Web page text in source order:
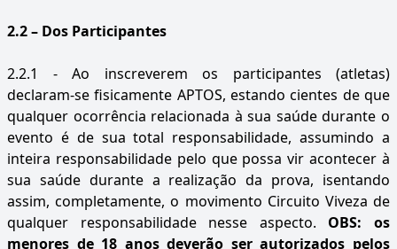
2.2 – Dos Participantes
2.2.1 - Ao inscreverem os participantes (atletas)
declaram-se fisicamente APTOS, estando cientes de que
qualquer ocorrência relacionada à sua saúde durante o
evento é de sua total responsabilidade, assumindo a
inteira responsabilidade pelo que possa vir acontecer à
sua saúde durante a realização da prova, isentando
assim, completamente, o movimento Circuito Viveza de
qualquer responsabilidade nesse aspecto. OBS: os
menores de 18 anos deverão ser autorizados pelos